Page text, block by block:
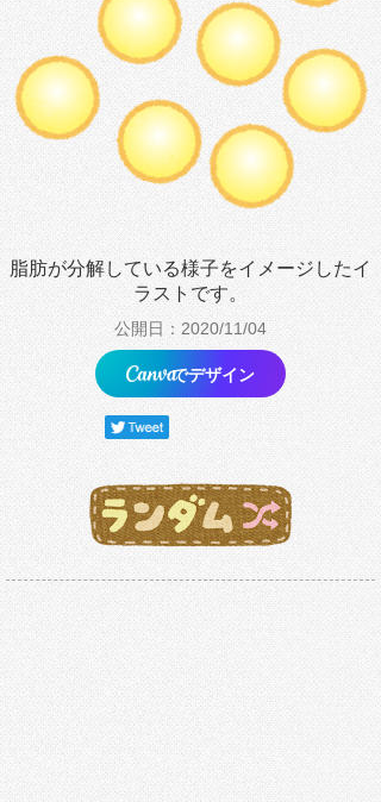
脂肪が分解している様子をイメージしたイ
ラストです。
公開日：2020/11/04
でデザイン